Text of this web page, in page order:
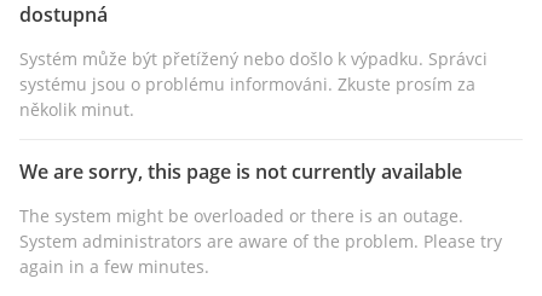
dostupná
Systém může být přetížený nebo došlo k výpadku. Správci
systému jsou o problému informováni. Zkuste prosím za
několik minut.
We are sorry, this page is not currently available
The system might be overloaded or there is an outage.
System administrators are aware of the problem. Please try
again in a few minutes.